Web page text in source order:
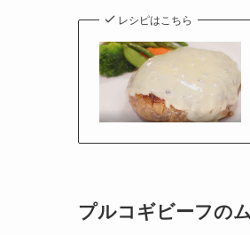
レシピはこちら
プルコギビーフの